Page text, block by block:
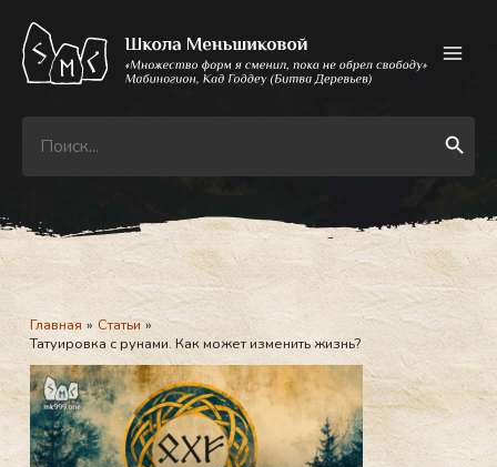
содержимому
Search
for:
Search Button
Главная
Статьи
Татуировка с рунами. Как может изменить жизнь?